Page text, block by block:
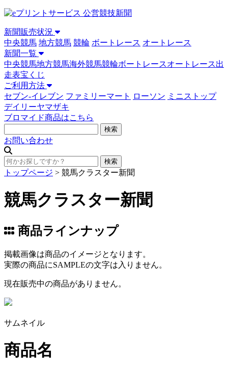
新聞販売状況
中央競馬 地方競馬 競輪 ボートレース オートレース
新聞一覧
中央競馬地方競馬海外競馬競輪ボートレースオートレース出
走表宝くじ
ご利用方法
セブン-イレブン ファミリーマート ローソン ミニストップ
デイリーヤマザキ
ブロマイド商品はこちら
お問い合わせ
トップページ > 競馬クラスター新聞
競馬クラスター新聞
商品ラインナップ
掲載画像は商品のイメージとなります。
実際の商品にSAMPLEの文字は入りません。
現在販売中の商品がありません。
サムネイル
商品名